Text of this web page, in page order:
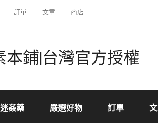
訂單 文章 商店
本鋪|台灣官方授權
姦藥 嚴選好物 訂單